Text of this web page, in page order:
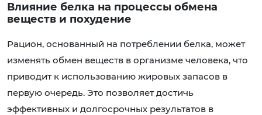
Влияние белка на процессы обмена
веществ и похудение
Рацион, основанный на потреблении белка, может
изменять обмен веществ в организме человека, что
приводит к использованию жировых запасов в
первую очередь. Это позволяет достичь
эффективных и долгосрочных результатов в